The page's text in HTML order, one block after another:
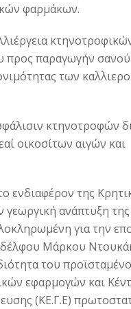
φαρμάκων.
προς παραγωγήν σανού
των
κτηνοτροφών
οικοσίτων αιγών και
ενδιαφέρον της
γεωργική ανάπτυξη
για την
Μάρκου
του
εφαρμογών και
(ΚΕ.Γ.Ε)